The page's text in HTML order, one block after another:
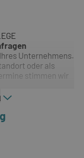
Unternehmens.
oder als
stimmen wir